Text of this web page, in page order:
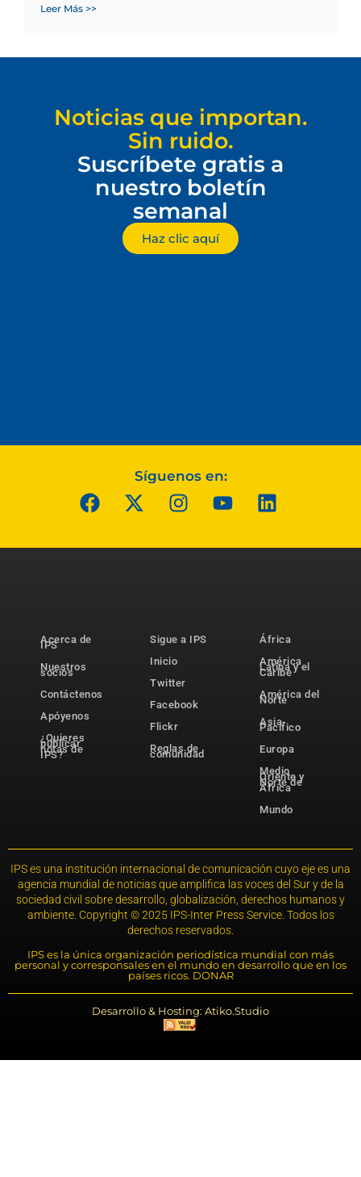
Leer Más >>
Noticias que importan.
Sin ruido.
Suscríbete gratis a
nuestro boletín
semanal
Haz clic aquí
Síguenos en:
Acerca de
IPS
Nuestros
socios
Contáctenos
Apóyenos
¿Quieres
publicar
notas de
IPS?
Sigue a IPS
Inicio
Twitter
Facebook
Flickr
Reglas de
comunidad
África
América
Latina y el
Caribe
América del
Norte
Asia-
Pacífico
Europa
Medio
Oriente y
Norte de
África
Mundo
IPS es una institución internacional de comunicación cuyo eje es una
agencia mundial de noticias que amplifica las voces del Sur y de la
sociedad civil sobre desarrollo, globalización, derechos humanos y
ambiente. Copyright © 2025 IPS-Inter Press Service. Todos los
derechos reservados.
IPS es la única organización periodística mundial con más
personal y corresponsales en el mundo en desarrollo que en los
países ricos. DONAR
Desarrollo & Hosting: Atiko.Studio